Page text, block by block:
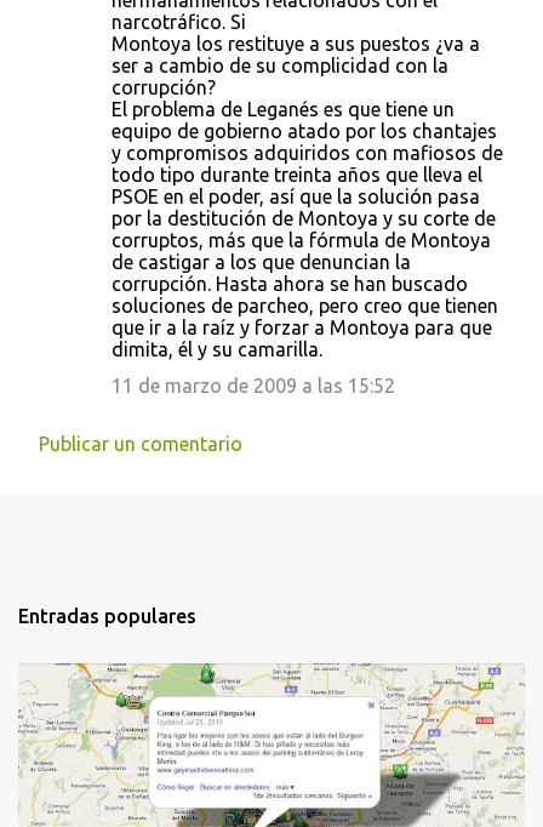
narcotráfico. Si
Montoya los restituye a sus puestos ¿va a
ser a cambio de su complicidad con la
corrupción?
El problema de Leganés es que tiene un
equipo de gobierno atado por los chantajes
y compromisos adquiridos con mafiosos de
todo tipo durante treinta años que lleva el
PSOE en el poder, así que la solución pasa
por la destitución de Montoya y su corte de
corruptos, más que la fórmula de Montoya
de castigar a los que denuncian la
corrupción. Hasta ahora se han buscado
soluciones de parcheo, pero creo que tienen
que ir a la raíz y forzar a Montoya para que
dimita, él y su camarilla.
11 de marzo de 2009 a las 15:52
Publicar un comentario
Entradas populares